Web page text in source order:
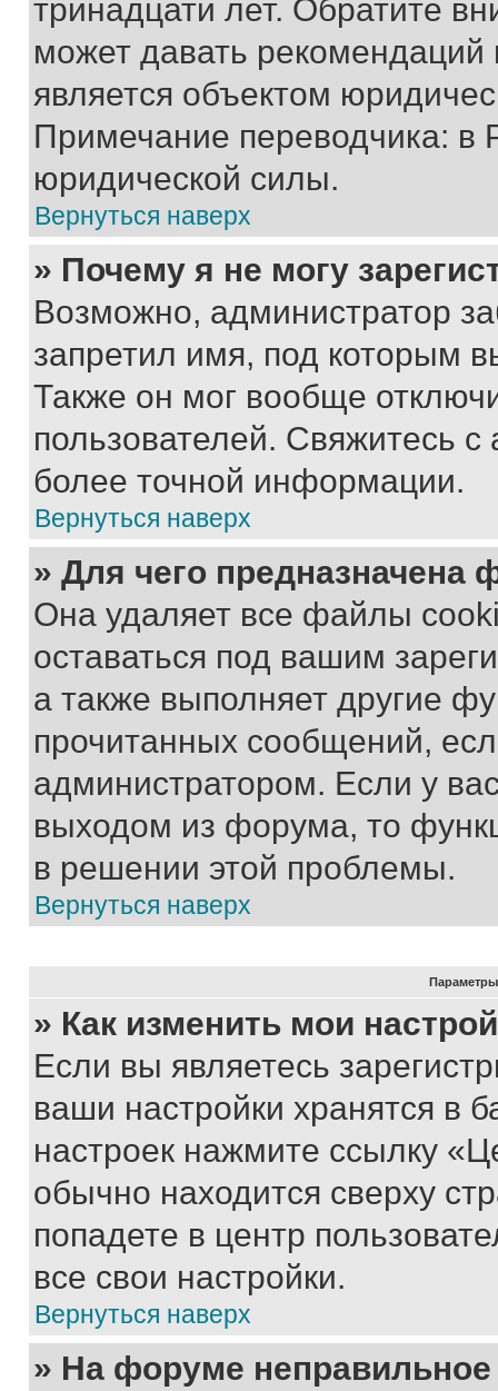
тринадцати лет. Обратите
может давать
является объектом
Примечание переводчика: в
юридической силы.
Вернуться наверх
» Почему я не могу
Возможно, администратор
запретил имя, под которым
Также он мог вообще
пользователей. Свяжитесь
более точной информации.
Вернуться наверх
» Для чего предназначена
Она удаляет все файлы
оставаться под вашим
а также выполняет другие
прочитанных сообщений,
администратором. Если у
выходом из форума, то
в решении этой проблемы.
Вернуться наверх
Параметры
» Как изменить мои
Если вы являетесь
ваши настройки хранятся в
настроек нажмите ссылку
обычно находится сверху
попадете в центр
все свои настройки.
Вернуться наверх
» На форуме